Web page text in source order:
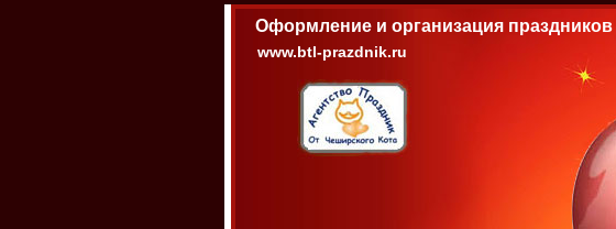
Оформление и организация праздников
www.btl-prazdnik.ru